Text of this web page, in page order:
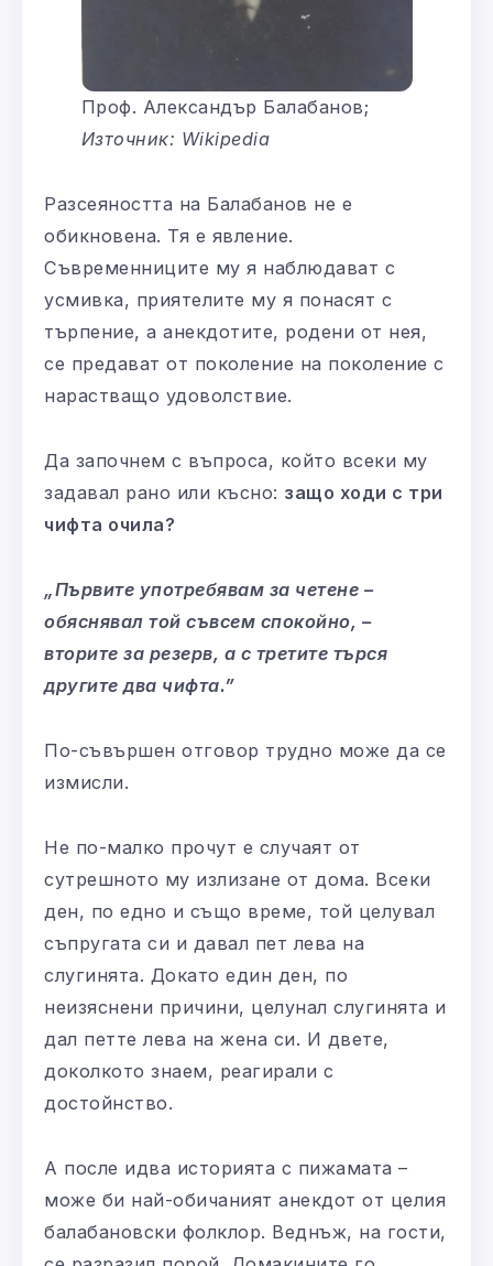
Проф. Александър Балабанов;
Източник: Wikipedia
Разсеяността на Балабанов не е
обикновена. Тя е явление.
Съвременниците му я наблюдават с
усмивка, приятелите му я понасят с
търпение, а анекдотите, родени от нея,
се предават от поколение на поколение с
нарастващо удоволствие.
Да започнем с въпроса, който всеки му
задавал рано или късно: защо ходи с три
чифта очила?
„Първите употребявам за четене –
обяснявал той съвсем спокойно, –
вторите за резерв, а с третите търся
другите два чифта.”
По-съвършен отговор трудно може да се
измисли.
Не по-малко прочут е случаят от
сутрешното му излизане от дома. Всеки
ден, по едно и също време, той целувал
съпругата си и давал пет лева на
слугинята. Докато един ден, по
неизяснени причини, целунал слугинята и
дал петте лева на жена си. И двете,
доколкото знаем, реагирали с
достойнство.
А после идва историята с пижамата –
може би най-обичаният анекдот от целия
балабановски фолклор. Веднъж, на гости,